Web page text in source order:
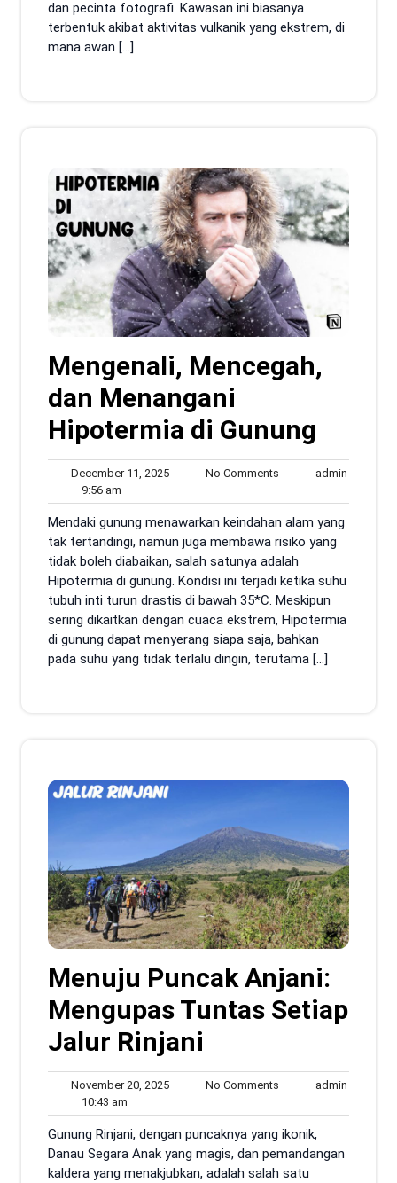
dan pecinta fotografi. Kawasan ini biasanya
terbentuk akibat aktivitas vulkanik yang ekstrem, di
mana awan […]
Mengenali, Mencegah,
dan Menangani
Hipotermia di Gunung
December 11, 2025December
2025
No Comments admin
9:56 am
am
Mendaki gunung menawarkan keindahan alam yang
tak tertandingi, namun juga membawa risiko yang
tidak boleh diabaikan, salah satunya adalah
Hipotermia di gunung. Kondisi ini terjadi ketika suhu
tubuh inti turun drastis di bawah 35*C. Meskipun
sering dikaitkan dengan cuaca ekstrem, Hipotermia
di gunung dapat menyerang siapa saja, bahkan
pada suhu yang tidak terlalu dingin, terutama […]
Menuju Puncak Anjani:
Mengupas Tuntas Setiap
Jalur Rinjani
November 20, 2025November
2025
No Comments admin
10:43 am
am
Gunung Rinjani, dengan puncaknya yang ikonik,
Danau Segara Anak yang magis, dan pemandangan
kaldera yang menakjubkan, adalah salah satu